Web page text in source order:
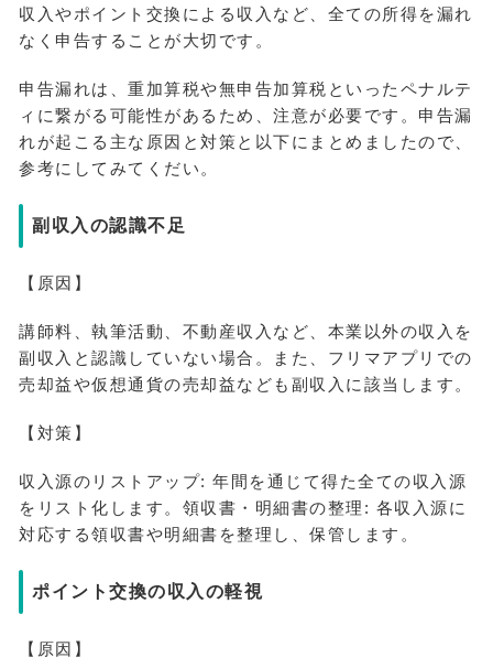
収入やポイント交換による収入など、全ての所得を漏れ
なく申告することが大切です。
申告漏れは、重加算税や無申告加算税といったペナルテ
ィに繋がる可能性があるため、注意が必要です。申告漏
れが起こる主な原因と対策と以下にまとめましたので、
参考にしてみてくだい。
副収入の認識不足
【原因】
講師料、執筆活動、不動産収入など、本業以外の収入を
副収入と認識していない場合。また、フリマアプリでの
売却益や仮想通貨の売却益なども副収入に該当します。
【対策】
収入源のリストアップ: 年間を通じて得た全ての収入源
をリスト化します。領収書・明細書の整理: 各収入源に
対応する領収書や明細書を整理し、保管します。
ポイント交換の収入の軽視
【原因】